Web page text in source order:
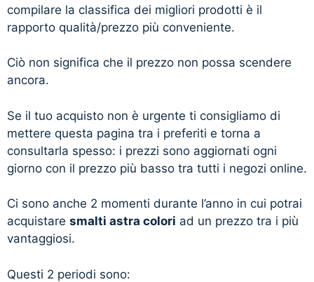
compilare la classifica dei migliori prodotti è il
rapporto qualità/prezzo più conveniente.
Ciò non significa che il prezzo non possa scendere
ancora.
Se il tuo acquisto non è urgente ti consigliamo di
mettere questa pagina tra i preferiti e torna a
consultarla spesso: i prezzi sono aggiornati ogni
giorno con il prezzo più basso tra tutti i negozi online.
Ci sono anche 2 momenti durante l’anno in cui potrai
acquistare smalti astra colori ad un prezzo tra i più
vantaggiosi.
Questi 2 periodi sono: